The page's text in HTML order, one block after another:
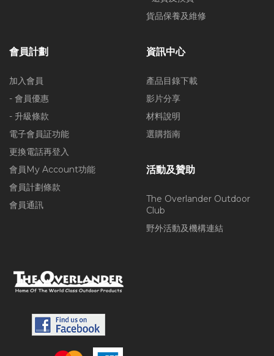
貨品保養及維修
會員計劃
加入會員
- 會員優惠
- 升級條款
電子會員証功能
更換電話再登入
會員My Account功能
會員計劃條款
會員通訊
資訊中心
產品目錄下載
影片分享
材料說明
選購指南
活動及贊助
The Overlander Outdoor
Club
野外活動及機構連結